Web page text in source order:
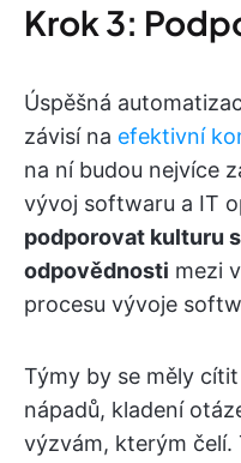
Krok 3:
Úspěšná
závisí na efektivní
na ní budou nejvíce
vývoj softwaru a IT
podporovat kulturu
odpovědnosti mezi
procesu vývoje
Týmy by se měly
nápadů, kladení
výzvám, kterým čelí.